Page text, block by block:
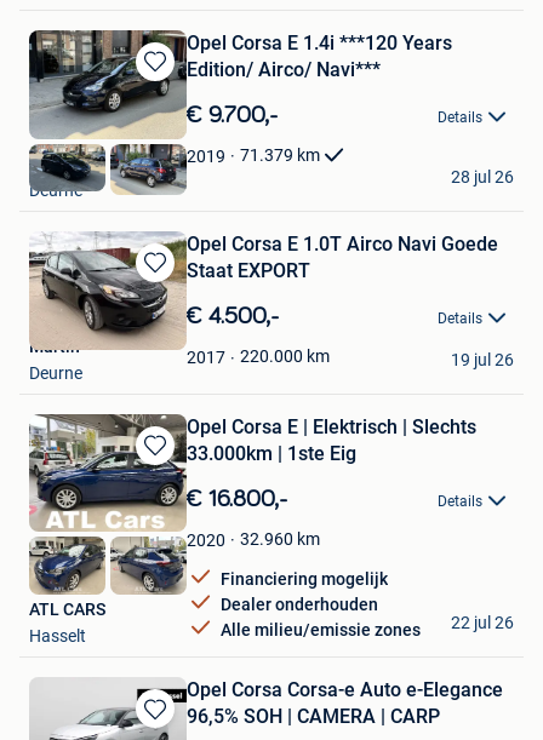
Bewaren
in
Mijn
Favorieten
Opel Corsa E 1.4i ***120 Years
Edition/ Airco/ Navi***
€ 9.700,- Details
2019 71.379 km
Top Cars
Deurne
28 jul 26
Bewaren
in
Mijn
Favorieten
Opel Corsa E 1.0T Airco Navi Goede
Staat EXPORT
€ 4.500,- Details
2017 220.000 km
Martin
Deurne
19 jul 26
Bewaren
in
Mijn
Favorieten
Opel Corsa E | Elektrisch | Slechts
33.000km | 1ste Eig
€ 16.800,- Details
2020 32.960 km
Financiering mogelijk
Dealer onderhouden
Alle milieu/emissie zones
ATL CARS
Hasselt
22 jul 26
Bewaren
Opel Corsa Corsa-e Auto e-Elegance
96,5% SOH | CAMERA | CARP